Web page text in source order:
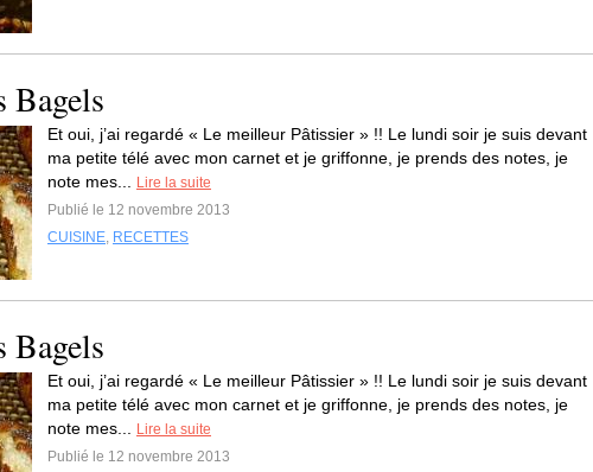
Bagels
Et oui, j’ai regardé « Le meilleur Pâtissier » !! Le lundi soir je suis devant
ma petite télé avec mon carnet et je griffonne, je prends des notes, je
note mes...
Lire la suite
Publié le 12 novembre 2013
CUISINE, RECETTES
Bagels
Et oui, j’ai regardé « Le meilleur Pâtissier » !! Le lundi soir je suis devant
ma petite télé avec mon carnet et je griffonne, je prends des notes, je
note mes...
Lire la suite
Publié le 12 novembre 2013